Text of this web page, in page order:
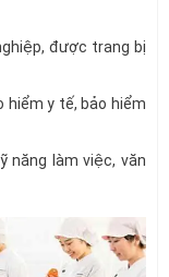
được trang bị
hiểm y tế, bảo hiểm
năng làm việc, văn